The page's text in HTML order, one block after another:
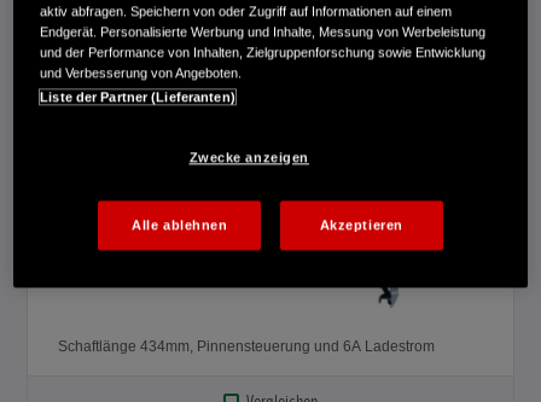
Schaftlänge 561mm und Pinnensteuerung
BF 6 AH SHU
Schaftlänge 434mm, Pinnensteuerung und 6A Ladestrom
aktiv abfragen. Speichern von oder Zugriff auf Informationen auf einem
Endgerät. Personalisierte Werbung und Inhalte, Messung von Werbeleistung
und der Performance von Inhalten, Zielgruppenforschung sowie Entwicklung
und Verbesserung von Angeboten.
Liste der Partner (Lieferanten)
Zwecke anzeigen
Alle ablehnen Akzeptieren